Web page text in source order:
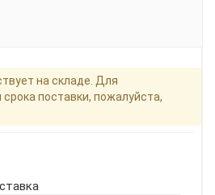
на складе. Для
поставки, пожалуйста,